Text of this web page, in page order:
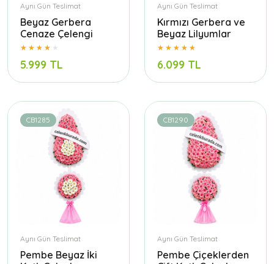
Aynı Gün Teslimat
Beyaz Gerbera
Cenaze Çelengi
5.999 TL
Aynı Gün Teslimat
Kırmızı Gerbera ve
Beyaz Lilyumlar
6.099 TL
CB1285
Aynı Gün Teslimat
Pembe Beyaz İki
CB1290
Aynı Gün Teslimat
Pembe Çiçeklerden